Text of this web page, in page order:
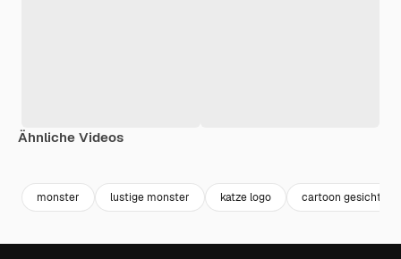
Ähnliche Videos
monster lustige monster katze logo cartoon gesicht